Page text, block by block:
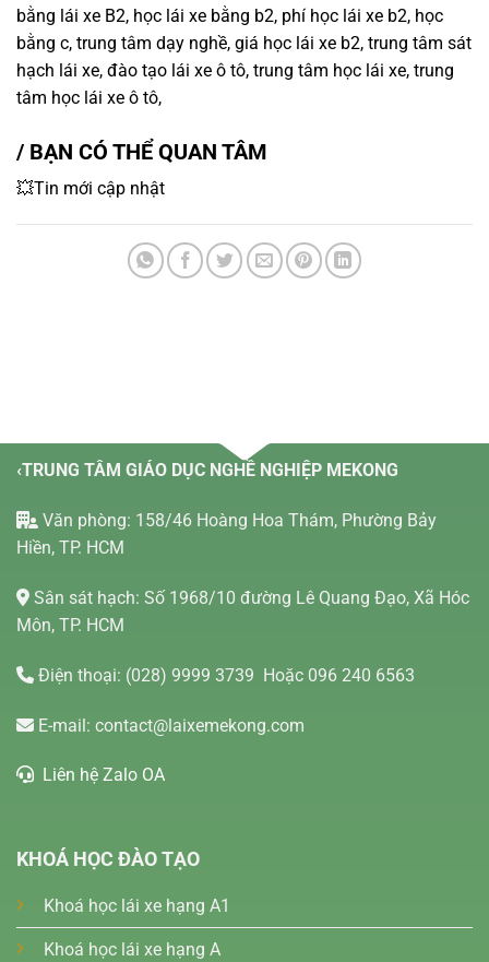
bằng lái xe B2, học lái xe bằng b2, phí học lái xe b2, học
bằng c, trung tâm dạy nghề, giá học lái xe b2, trung tâm sát
hạch lái xe, đào tạo lái xe ô tô, trung tâm học lái xe, trung
tâm học lái xe ô tô,
/ BẠN CÓ THỂ QUAN TÂM
💥Tin mới cập nhật
‹TRUNG TÂM GIÁO DỤC NGHỀ NGHIỆP MEKONG
Văn phòng: 158/46 Hoàng Hoa Thám, Phường Bảy
Hiền, TP. HCM
Sân sát hạch: Số 1968/10 đường Lê Quang Đạo, Xã Hóc
Môn, TP. HCM
Điện thoại: (028) 9999 3739 Hoặc 096 240 6563
E-mail: contact@laixemekong.com
Liên hệ Zalo OA
KHOÁ HỌC ĐÀO TẠO
Khoá học lái xe hạng A1
Khoá học lái xe hạng A